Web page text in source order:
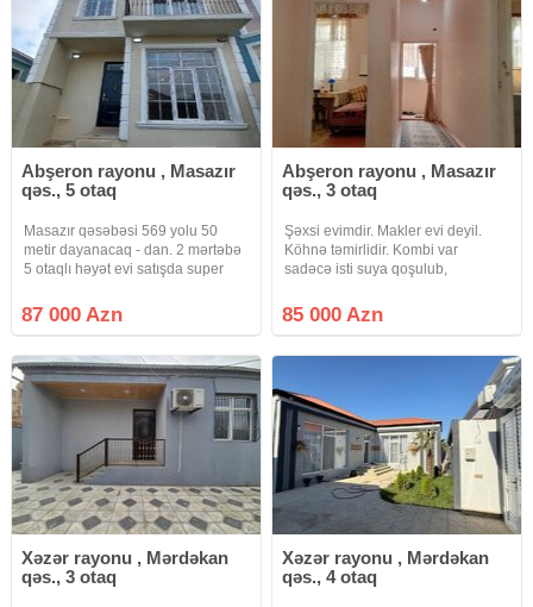
Abşeron rayonu , Masazır
qəs., 5 otaq
Masazır qəsəbəsi 569 yolu 50
metir dayanacaq - dan. 2 mərtəbə
5 otaqlı həyət evi satışda super
eləsin Paket kupca qiymət razılıgı
olacaq
87 000 Azn
Abşeron rayonu , Masazır
qəs., 3 otaq
Şəxsi evimdir. Makler evi deyil.
Köhnə təmirlidir. Kombi var
sadəcə isti suya qoşulub,
mərkəzdir. 20-30 metr yaxənlıqda
Araz və Rahat marker var və 535
85 000 Azn
Xəzər rayonu , Mərdəkan
qəs., 3 otaq
Xəzər rayonu , Mərdəkan
qəs., 4 otaq